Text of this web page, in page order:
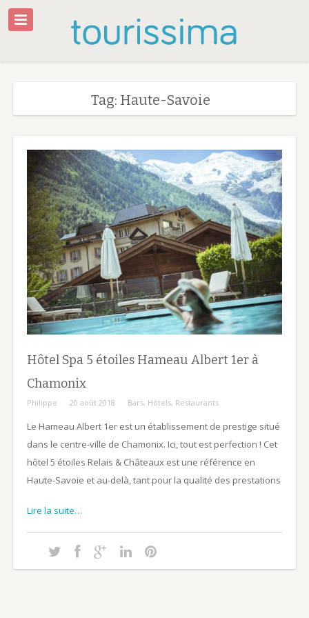
Tag: Haute-Savoie
Hôtel Spa 5 étoiles Hameau Albert 1er à
Chamonix
Philippe 20 août 2018 Bars, Hôtels, Restaurants
Le Hameau Albert 1er est un établissement de prestige situé
dans le centre-ville de Chamonix. Ici, tout est perfection ! Cet
hôtel 5 étoiles Relais & Châteaux est une référence en
Haute-Savoie et au-delà, tant pour la qualité des prestations
Lire la suite…